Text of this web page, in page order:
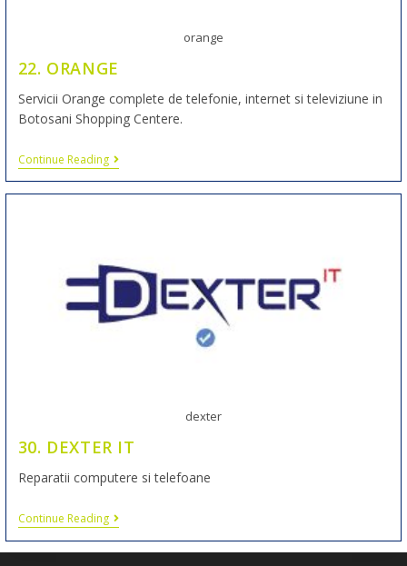
orange
22. ORANGE
Servicii Orange complete de telefonie, internet si televiziune in
Botosani Shopping Centere.
Continue Reading
dexter
30. DEXTER IT
Reparatii computere si telefoane
Continue Reading